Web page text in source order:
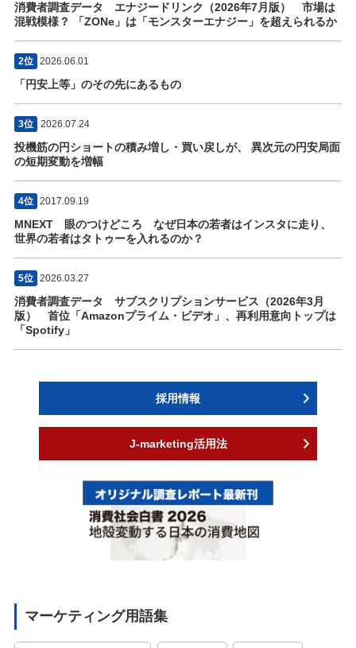
消費者調査データ エナジードリンク（2026年7月版） 市場は
混戦模様？ 「ZONe」は「モンスターエナジー」を超えられるか
2位 2026.06.01
「円安上等」のその先にあるもの
3位 2026.07.24
投機筋の円ショートの積み増し・買い戻しが、 異次元の円安局面
の短期変動を増幅
4位 2017.09.19
MNEXT 眼のつけどころ なぜ日本の若者はインスタに走り、
世界の若者はタトゥーを入れるのか？
5位 2026.03.27
消費者調査データ サブスクリプションサービス（2026年3月
版） 首位「Amazonプライム・ビデオ」、再利用意向トップは
「Spotify」
採用情報
J-marketing活用法
マーケティング用語集